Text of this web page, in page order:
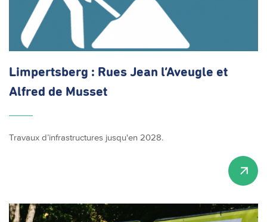
Limpertsberg : Rues Jean l’Aveugle et
Alfred de Musset
Travaux d’infrastructures jusqu'en 2028.